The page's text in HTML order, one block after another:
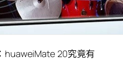
huaweiMate 20究竟有